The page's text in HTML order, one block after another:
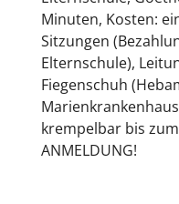
Minuten, Kosten:
Sitzungen
Elternschule),
Fiegenschuh
krempelbar bis
ANMELDUNG!